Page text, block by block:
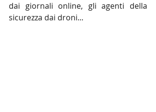
dai giornali online, gli agenti della
sicurezza dai droni...